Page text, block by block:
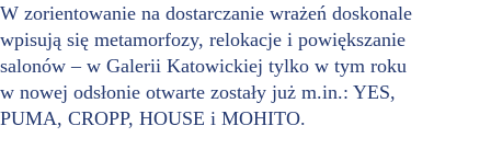
W zorientowanie na dostarczanie wrażeń doskonale
wpisują się metamorfozy, relokacje i powiększanie
salonów – w Galerii Katowickiej tylko w tym roku
w nowej odsłonie otwarte zostały już m.in.: YES,
PUMA, CROPP, HOUSE i MOHITO.